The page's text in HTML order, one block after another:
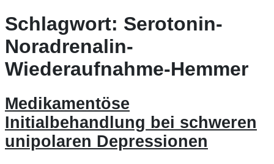
Schlagwort: Serotonin-
Noradrenalin-
Wiederaufnahme-Hemmer
Medikamentöse
Initialbehandlung bei schweren
unipolaren Depressionen